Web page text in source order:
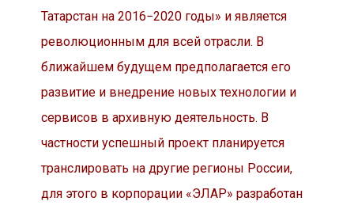
Татарстан на 2016−2020 годы» и является
революционным для всей отрасли. В
ближайшем будущем предполагается его
развитие и внедрение новых технологии и
сервисов в архивную деятельность. В
частности успешный проект планируется
транслировать на другие регионы России,
для этого в корпорации «ЭЛАР» разработан